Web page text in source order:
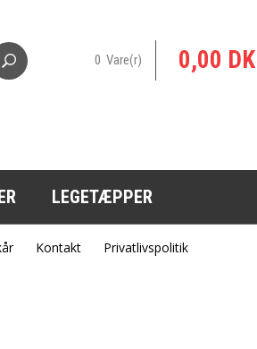
0 Vare(r) 0,00
LEGETÆPPER
Kontakt Privatlivspolitik